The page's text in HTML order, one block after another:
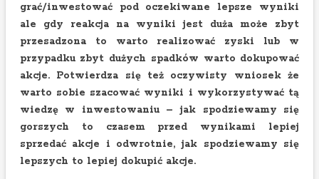
grać/inwestować pod oczekiwane lepsze wyniki
ale gdy reakcja na wyniki jest duża może zbyt
przesadzona to warto realizować zyski lub w
przypadku zbyt dużych spadków warto dokupować
akcje. Potwierdza się też oczywisty wniosek że
warto sobie szacować wyniki i wykorzystywać tą
wiedzę w inwestowaniu – jak spodziewamy się
gorszych to czasem przed wynikami lepiej
sprzedać akcje i odwrotnie, jak spodziewamy się
lepszych to lepiej dokupić akcje.